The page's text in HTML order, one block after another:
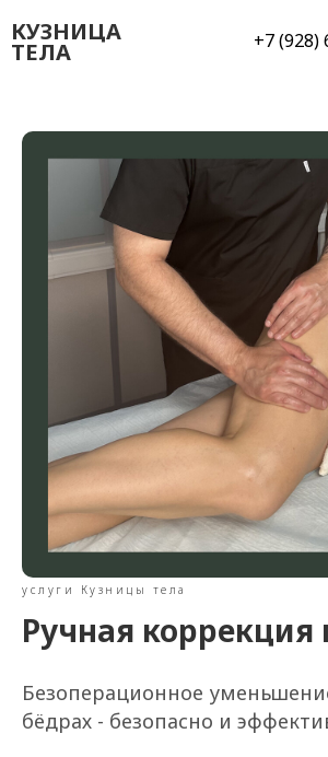
КУЗНИЦА
ТЕЛА +7 (928)
услуги Кузницы тела
Ручная коррекция
Безоперационное
бёдрах - безопасно и